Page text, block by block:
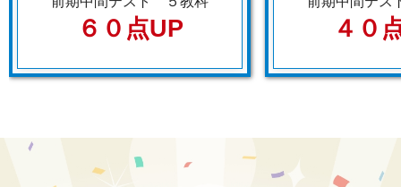
６０点UP ４０